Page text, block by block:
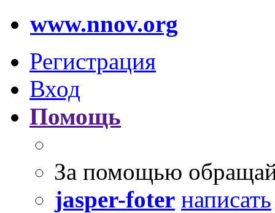
www.nnov.org
Регистрация
Вход
Помощь
За помощью
jasper-foter написать